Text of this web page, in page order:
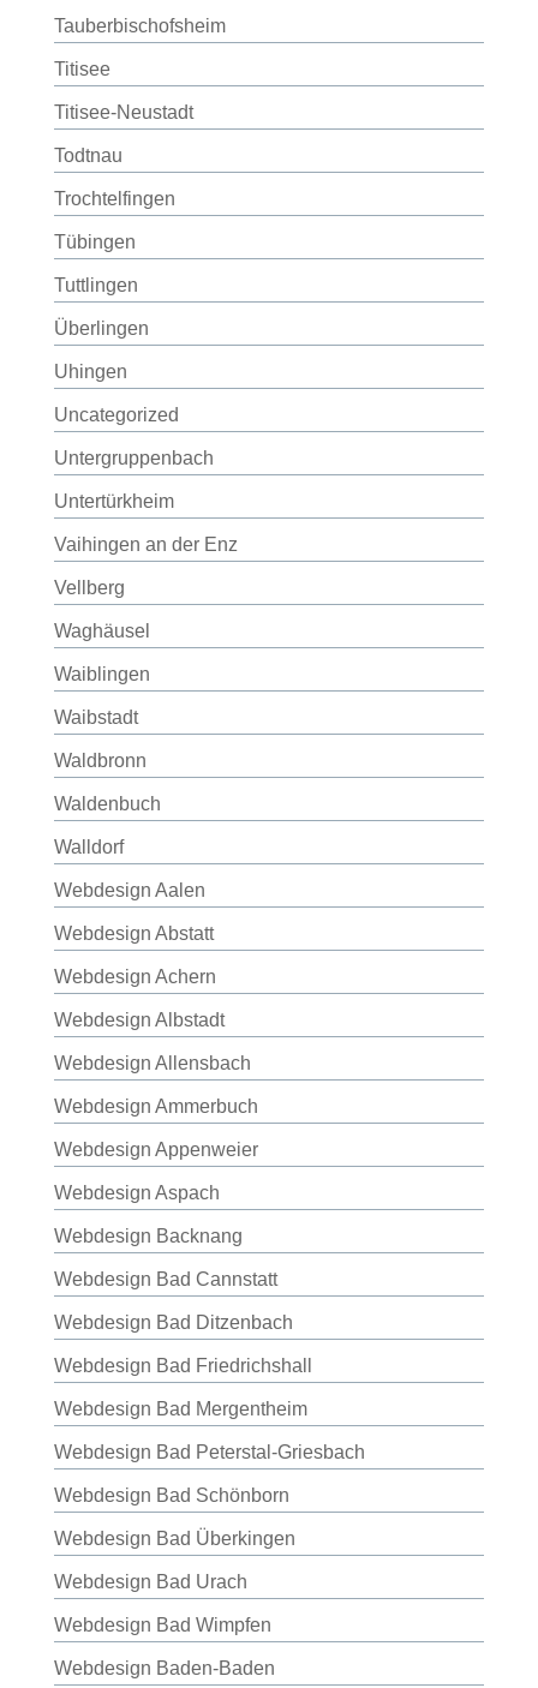
Tauberbischofsheim
Titisee
Titisee-Neustadt
Todtnau
Trochtelfingen
Tübingen
Tuttlingen
Überlingen
Uhingen
Uncategorized
Untergruppenbach
Untertürkheim
Vaihingen an der Enz
Vellberg
Waghäusel
Waiblingen
Waibstadt
Waldbronn
Waldenbuch
Walldorf
Webdesign Aalen
Webdesign Abstatt
Webdesign Achern
Webdesign Albstadt
Webdesign Allensbach
Webdesign Ammerbuch
Webdesign Appenweier
Webdesign Aspach
Webdesign Backnang
Webdesign Bad Cannstatt
Webdesign Bad Ditzenbach
Webdesign Bad Friedrichshall
Webdesign Bad Mergentheim
Webdesign Bad Peterstal-Griesbach
Webdesign Bad Schönborn
Webdesign Bad Überkingen
Webdesign Bad Urach
Webdesign Bad Wimpfen
Webdesign Baden-Baden